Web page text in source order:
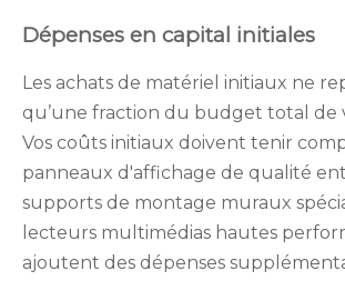
Dépenses en capital initiales
Les achats de matériel initiaux ne
qu’une fraction du budget total de
Vos coûts initiaux doivent tenir
panneaux d'affichage de qualité
supports de montage muraux
lecteurs multimédias hautes
ajoutent des dépenses